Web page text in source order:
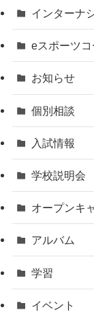
インターナ
eスポーツコ
お知らせ
個別相談
入試情報
学校説明会
オープンキ
アルバム
学習
イベント